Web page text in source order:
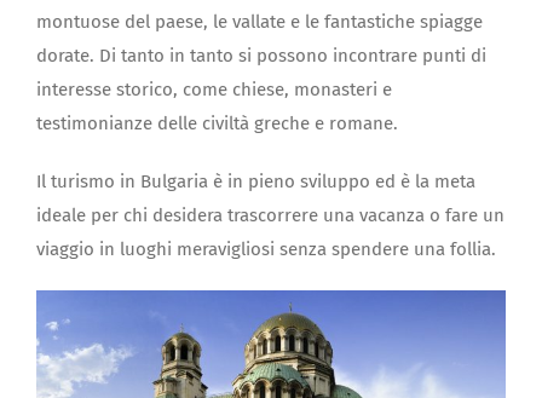
montuose del paese, le vallate e le fantastiche spiagge
dorate. Di tanto in tanto si possono incontrare punti di
interesse storico, come chiese, monasteri e
testimonianze delle civiltà greche e romane.
Il turismo in Bulgaria è in pieno sviluppo ed è la meta
ideale per chi desidera trascorrere una vacanza o fare un
viaggio in luoghi meravigliosi senza spendere una follia.